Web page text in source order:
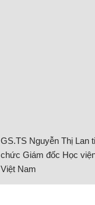
GS.TS Nguyễn Thị Lan
chức Giám đốc Học
Việt Nam